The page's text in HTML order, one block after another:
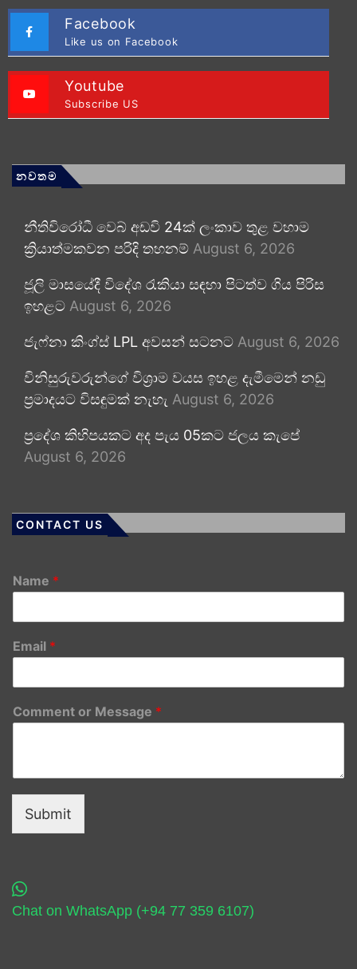
Facebook
Like us on Facebook
Youtube
Subscribe US
නවතම
නීතිවිරෝධී වෙබ් අඩවි 24ක් ලංකාව තුළ වහාම
ක්‍රියාත්මකවන පරිදි තහනම් August 6, 2026
ජූලි මාසයේදී විදේශ රැකියා සඳහා පිටත්ව ගිය පිරිස
ඉහළට August 6, 2026
ජැෆ්නා කිංග්ස් LPL අවසන් සටනට August 6, 2026
විනිසුරුවරුන්ගේ විශ්‍රාම වයස ඉහළ දැමීමෙන් නඩු
ප්‍රමාදයට විසඳුමක් නැහැ August 6, 2026
ප්‍රදේශ කිහිපයකට අද පැය 05කට ජලය කැපේ
August 6, 2026
CONTACT US
Name *
Email *
Comment or Message *
Submit
Chat on WhatsApp (+94 77 359 6107)